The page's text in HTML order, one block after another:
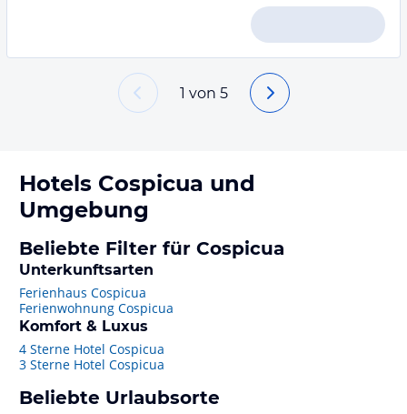
1 von 5
Hotels Cospicua und
Umgebung
Beliebte Filter für Cospicua
Unterkunftsarten
Ferienhaus Cospicua
Ferienwohnung Cospicua
Komfort & Luxus
4 Sterne Hotel Cospicua
3 Sterne Hotel Cospicua
Beliebte Urlaubsorte